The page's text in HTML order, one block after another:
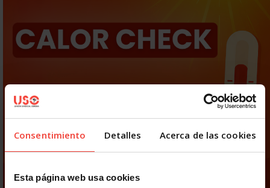
Consentimiento Detalles Acerca de las cookies
Esta página web usa cookies